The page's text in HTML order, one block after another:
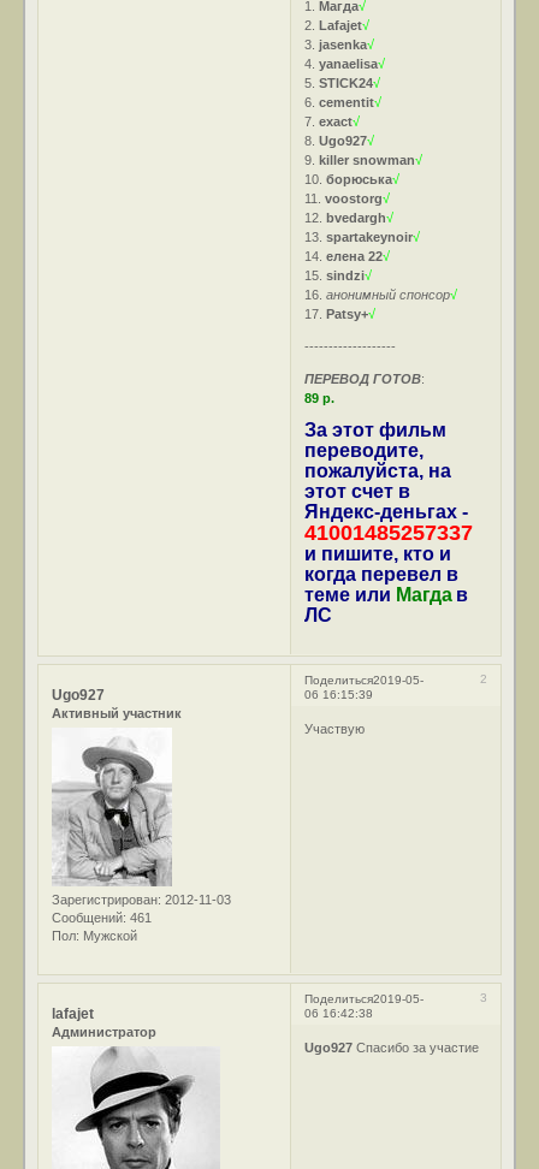
1.Магда√
2.Lafajet√
3.jasenka√
4.yanaelisa√
5.STICK24√
6.cementit√
7.exact√
8.Ugo927√
9.killer snowman√
10.борюська√
11.voostorg√
12.bvedargh√
13.spartakeynoir√
14.елена 22√
15.sindzi√
16.анонимный спонсор√
17.Patsy+√
-------------------
ПЕРЕВОД ГОТОВ:
89 р.
За этот фильм
переводите,
пожалуйста, на
этот счет в
Яндекс-деньгах -
41001485257337
и пишите, кто и
когда перевел в
теме или Магда в
ЛС
Поделиться 2
2019-05-
06 16:15:39
Ugo927
Активный участник
Зарегистрирован: 2012-11-03
Сообщений: 461
Пол: Мужской
Участвую
Поделиться 3
2019-05-
06 16:42:38
lafajet
Администратор
Ugo927 Спасибо за участие